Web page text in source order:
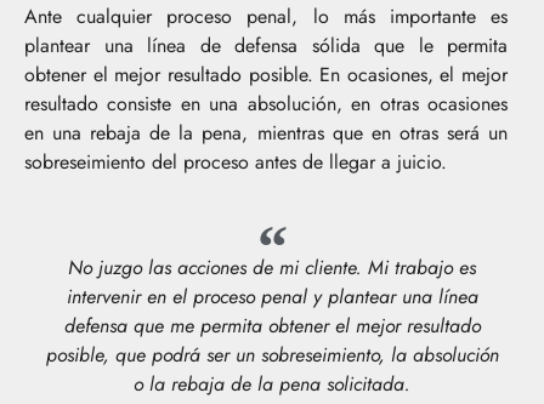
Ante cualquier proceso penal, lo más importante es
plantear una línea de defensa sólida que le permita
obtener el mejor resultado posible. En ocasiones, el mejor
resultado consiste en una absolución, en otras ocasiones
en una rebaja de la pena, mientras que en otras será un
sobreseimiento del proceso antes de llegar a juicio.
No juzgo las acciones de mi cliente. Mi trabajo es
intervenir en el proceso penal y plantear una línea
defensa que me permita obtener el mejor resultado
posible, que podrá ser un sobreseimiento, la absolución
o la rebaja de la pena solicitada.